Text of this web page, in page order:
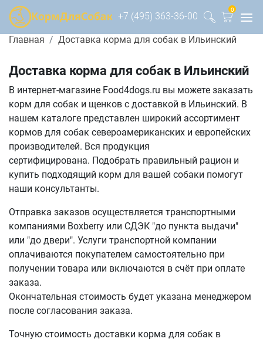
+7 (495) 363-36-00
0
Главная Доставка корма для собак в Ильинский
Доставка корма для собак в Ильинский
В интернет-магазине Food4dogs.ru вы можете заказать
корм для собак и щенков с доставкой в Ильинский. В
нашем каталоге представлен широкий ассортимент
кормов для собак североамериканских и европейских
производителей. Вся продукция
сертифицирована. Подобрать правильный рацион и
купить подходящий корм для вашей собаки помогут
наши консультанты.
Отправка заказов осуществляется транспортными
компаниями Boxberry или СДЭК "до пункта выдачи"
или "до двери". Услуги транспортной компании
оплачиваются покупателем самостоятельно при
получении товара или включаются в счёт при оплате
заказа.
Окончательная стоимость будет указана менеджером
после согласования заказа.
Точную стоимость доставки корма для собак в